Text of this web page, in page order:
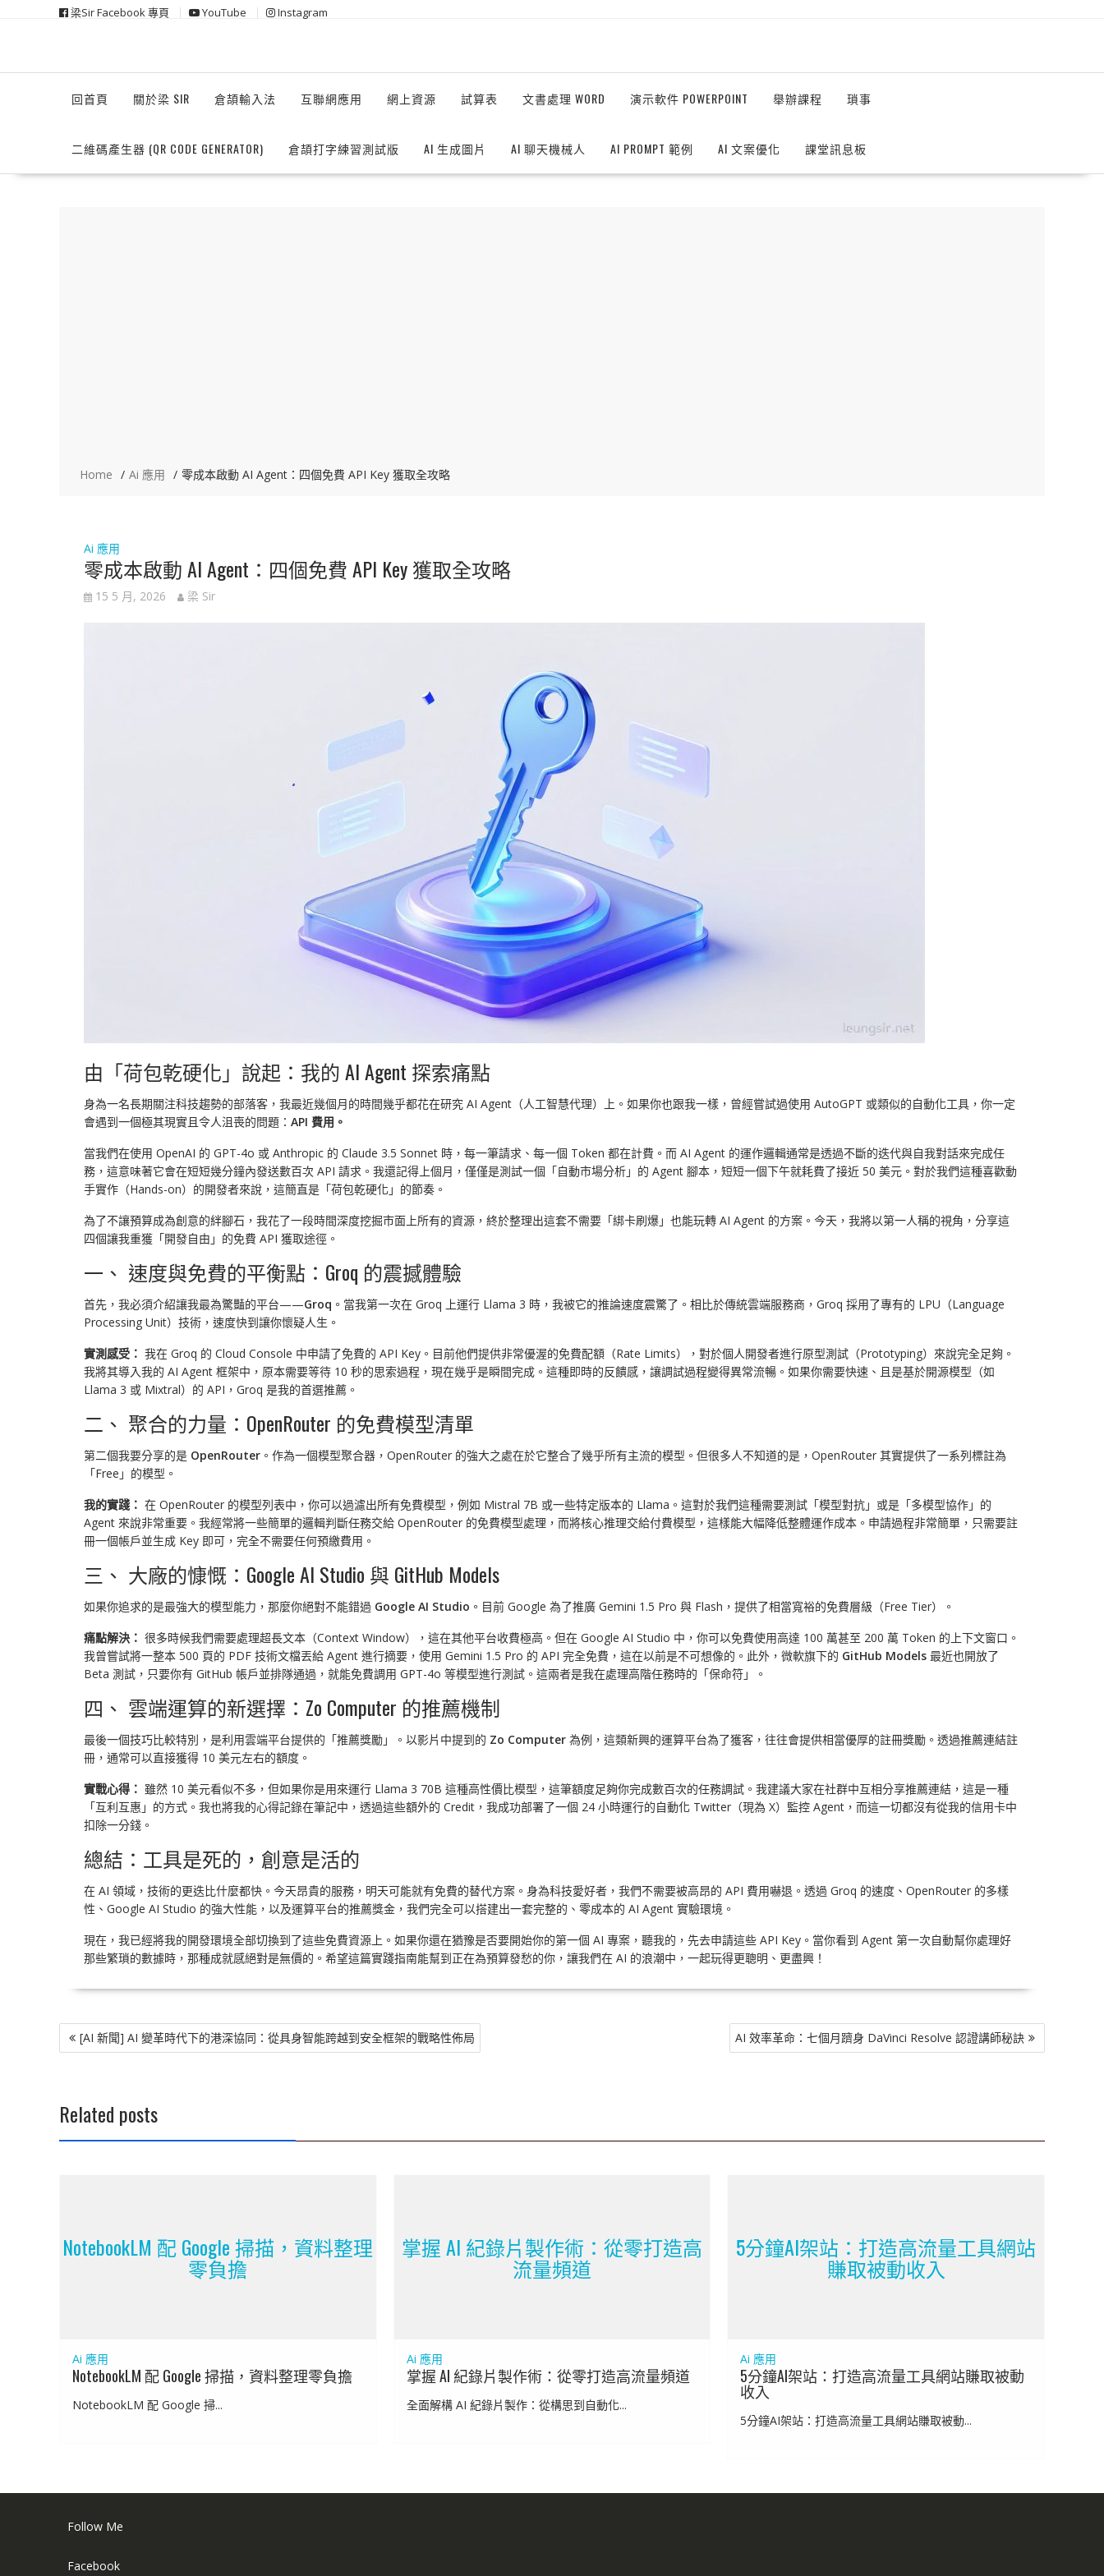
梁Sir Facebook 專頁 YouTube Instagram
回首頁 關於梁 SIR 倉頡輸入法 互聯網應用 網上資源 試算表 文書處理 WORD 演示軟件 POWERPOINT 舉辦課程 瑣事
二維碼產生器 (QR CODE GENERATOR) 倉頡打字練習測試版 AI 生成圖片 AI 聊天機械人 AI PROMPT 範例 AI 文案優化 課堂訊息板
Home Ai 應用 零成本啟動 AI Agent：四個免費 API Key 獲取全攻略
Ai 應用
零成本啟動 AI Agent：四個免費 API Key 獲取全攻略
15 5 月, 2026 梁 Sir
由「荷包乾硬化」說起：我的 AI Agent 探索痛點
身為一名長期關注科技趨勢的部落客，我最近幾個月的時間幾乎都花在研究 AI Agent（人工智慧代理）上。如果你也跟我一樣，曾經嘗試過使用 AutoGPT 或類似的自動化工具，你一定
會遇到一個極其現實且令人沮喪的問題： API 費用。
當我們在使用 OpenAI 的 GPT-4o 或 Anthropic 的 Claude 3.5 Sonnet 時，每一筆請求、每一個 Token 都在計費。而 AI Agent 的運作邏輯通常是透過不斷的迭代與自我對話來完成任
務，這意味著它會在短短幾分鐘內發送數百次 API 請求。我還記得上個月，僅僅是測試一個「自動市場分析」的 Agent 腳本，短短一個下午就耗費了接近 50 美元。對於我們這種喜歡動
手實作（Hands-on）的開發者來說，這簡直是「荷包乾硬化」的節奏。
為了不讓預算成為創意的絆腳石，我花了一段時間深度挖掘市面上所有的資源，終於整理出這套不需要「綁卡刷爆」也能玩轉 AI Agent 的方案。今天，我將以第一人稱的視角，分享這
四個讓我重獲「開發自由」的免費 API 獲取途徑。
一、 速度與免費的平衡點：Groq 的震撼體驗
首先，我必須介紹讓我最為驚豔的平台——Groq 。當我第一次在 Groq 上運行 Llama 3 時，我被它的推論速度震驚了。相比於傳統雲端服務商，Groq 採用了專有的 LPU（Language
Processing Unit）技術，速度快到讓你懷疑人生。
實測感受： 我在 Groq 的 Cloud Console 中申請了免費的 API Key。目前他們提供非常優渥的免費配額（Rate Limits），對於個人開發者進行原型測試（Prototyping）來說完全足夠。
我將其導入我的 AI Agent 框架中，原本需要等待 10 秒的思索過程，現在幾乎是瞬間完成。這種即時的反饋感，讓調試過程變得異常流暢。如果你需要快速、且是基於開源模型（如
Llama 3 或 Mixtral）的 API，Groq 是我的首選推薦。
二、 聚合的力量：OpenRouter 的免費模型清單
第二個我要分享的是 OpenRouter 。作為一個模型聚合器，OpenRouter 的強大之處在於它整合了幾乎所有主流的模型。但很多人不知道的是，OpenRouter 其實提供了一系列標註為
「Free」的模型。
我的實踐： 在 OpenRouter 的模型列表中，你可以過濾出所有免費模型，例如 Mistral 7B 或一些特定版本的 Llama。這對於我們這種需要測試「模型對抗」或是「多模型協作」的
Agent 來說非常重要。我經常將一些簡單的邏輯判斷任務交給 OpenRouter 的免費模型處理，而將核心推理交給付費模型，這樣能大幅降低整體運作成本。申請過程非常簡單，只需要註
冊一個帳戶並生成 Key 即可，完全不需要任何預繳費用。
三、 大廠的慷慨：Google AI Studio 與 GitHub Models
如果你追求的是最強大的模型能力，那麼你絕對不能錯過 Google AI Studio 。目前 Google 為了推廣 Gemini 1.5 Pro 與 Flash，提供了相當寬裕的免費層級（Free Tier）。
痛點解決： 很多時候我們需要處理超長文本（Context Window），這在其他平台收費極高。但在 Google AI Studio 中，你可以免費使用高達 100 萬甚至 200 萬 Token 的上下文窗口。
我曾嘗試將一整本 500 頁的 PDF 技術文檔丟給 Agent 進行摘要，使用 Gemini 1.5 Pro 的 API 完全免費，這在以前是不可想像的。此外，微軟旗下的 GitHub Models 最近也開放了
Beta 測試，只要你有 GitHub 帳戶並排隊通過，就能免費調用 GPT-4o 等模型進行測試。這兩者是我在處理高階任務時的「保命符」。
四、 雲端運算的新選擇：Zo Computer 的推薦機制
最後一個技巧比較特別，是利用雲端平台提供的「推薦獎勵」。以影片中提到的 Zo Computer 為例，這類新興的運算平台為了獲客，往往會提供相當優厚的註冊獎勵。透過推薦連結註
冊，通常可以直接獲得 10 美元左右的額度。
實戰心得： 雖然 10 美元看似不多，但如果你是用來運行 Llama 3 70B 這種高性價比模型，這筆額度足夠你完成數百次的任務調試。我建議大家在社群中互相分享推薦連結，這是一種
「互利互惠」的方式。我也將我的心得記錄在筆記中，透過這些額外的 Credit，我成功部署了一個 24 小時運行的自動化 Twitter（現為 X）監控 Agent，而這一切都沒有從我的信用卡中
扣除一分錢。
總結：工具是死的，創意是活的
在 AI 領域，技術的更迭比什麼都快。今天昂貴的服務，明天可能就有免費的替代方案。身為科技愛好者，我們不需要被高昂的 API 費用嚇退。透過 Groq 的速度、OpenRouter 的多樣
性、Google AI Studio 的強大性能，以及運算平台的推薦獎金，我們完全可以搭建出一套完整的、零成本的 AI Agent 實驗環境。
現在，我已經將我的開發環境全部切換到了這些免費資源上。如果你還在猶豫是否要開始你的第一個 AI 專案，聽我的，先去申請這些 API Key。當你看到 Agent 第一次自動幫你處理好
那些繁瑣的數據時，那種成就感絕對是無價的。希望這篇實踐指南能幫到正在為預算發愁的你，讓我們在 AI 的浪潮中，一起玩得更聰明、更盡興！
文
章
[AI 新聞] AI 變革時代下的港深協同：從具身智能跨越到安全框架的戰略性佈局 AI 效率革命：七個月躋身 DaVinci Resolve 認證講師秘訣
Related posts
NotebookLM 配 Google 掃描，資料整理
零負擔
Ai 應用
NotebookLM 配 Google 掃描，資料整理零負擔
NotebookLM 配 Google 掃...
掌握 AI 紀錄片製作術：從零打造高
流量頻道
Ai 應用
掌握 AI 紀錄片製作術：從零打造高流量頻道
全面解構 AI 紀錄片製作：從構思到自動化...
5分鐘AI架站：打造高流量工具網站
賺取被動收入
Ai 應用
5分鐘AI架站：打造高流量工具網站賺取被動
收入
5分鐘AI架站：打造高流量工具網站賺取被動...
Follow Me
Facebook